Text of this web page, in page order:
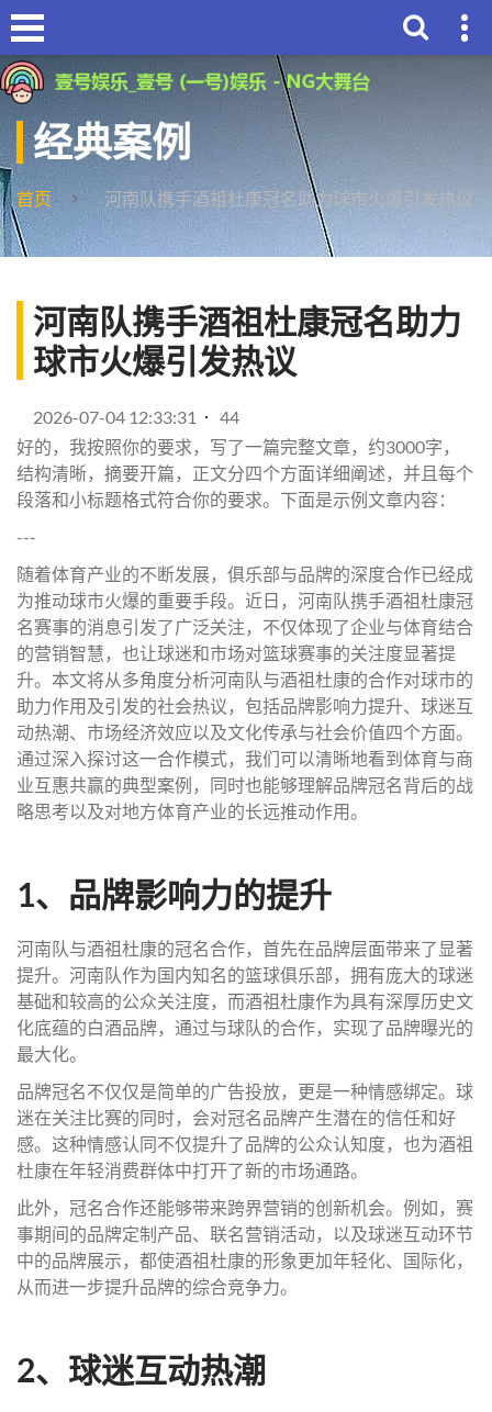
经典案例
首页 河南队携手酒祖杜康冠名助力球市火爆引发热议
河南队携手酒祖杜康冠名助力
球市火爆引发热议
2026-07-04 12:33:31
44
好的，我按照你的要求，写了一篇完整文章，约3000字，
结构清晰，摘要开篇，正文分四个方面详细阐述，并且每个
段落和小标题格式符合你的要求。下面是示例文章内容：
---
随着体育产业的不断发展，俱乐部与品牌的深度合作已经成
为推动球市火爆的重要手段。近日，河南队携手酒祖杜康冠
名赛事的消息引发了广泛关注，不仅体现了企业与体育结合
的营销智慧，也让球迷和市场对篮球赛事的关注度显著提
升。本文将从多角度分析河南队与酒祖杜康的合作对球市的
助力作用及引发的社会热议，包括品牌影响力提升、球迷互
动热潮、市场经济效应以及文化传承与社会价值四个方面。
通过深入探讨这一合作模式，我们可以清晰地看到体育与商
业互惠共赢的典型案例，同时也能够理解品牌冠名背后的战
略思考以及对地方体育产业的长远推动作用。
1、品牌影响力的提升
河南队与酒祖杜康的冠名合作，首先在品牌层面带来了显著
提升。河南队作为国内知名的篮球俱乐部，拥有庞大的球迷
基础和较高的公众关注度，而酒祖杜康作为具有深厚历史文
化底蕴的白酒品牌，通过与球队的合作，实现了品牌曝光的
最大化。
品牌冠名不仅仅是简单的广告投放，更是一种情感绑定。球
迷在关注比赛的同时，会对冠名品牌产生潜在的信任和好
感。这种情感认同不仅提升了品牌的公众认知度，也为酒祖
杜康在年轻消费群体中打开了新的市场通路。
此外，冠名合作还能够带来跨界营销的创新机会。例如，赛
事期间的品牌定制产品、联名营销活动，以及球迷互动环节
中的品牌展示，都使酒祖杜康的形象更加年轻化、国际化，
从而进一步提升品牌的综合竞争力。
2、球迷互动热潮